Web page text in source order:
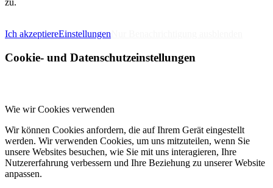
zu.
Ich akzeptiereEinstellungen
Cookie- und Datenschutzeinstellungen
Wie wir Cookies verwenden
Wir können Cookies anfordern, die auf Ihrem Gerät eingestellt
werden. Wir verwenden Cookies, um uns mitzuteilen, wenn Sie
unsere Websites besuchen, wie Sie mit uns interagieren, Ihre
Nutzererfahrung verbessern und Ihre Beziehung zu unserer Website
anpassen.